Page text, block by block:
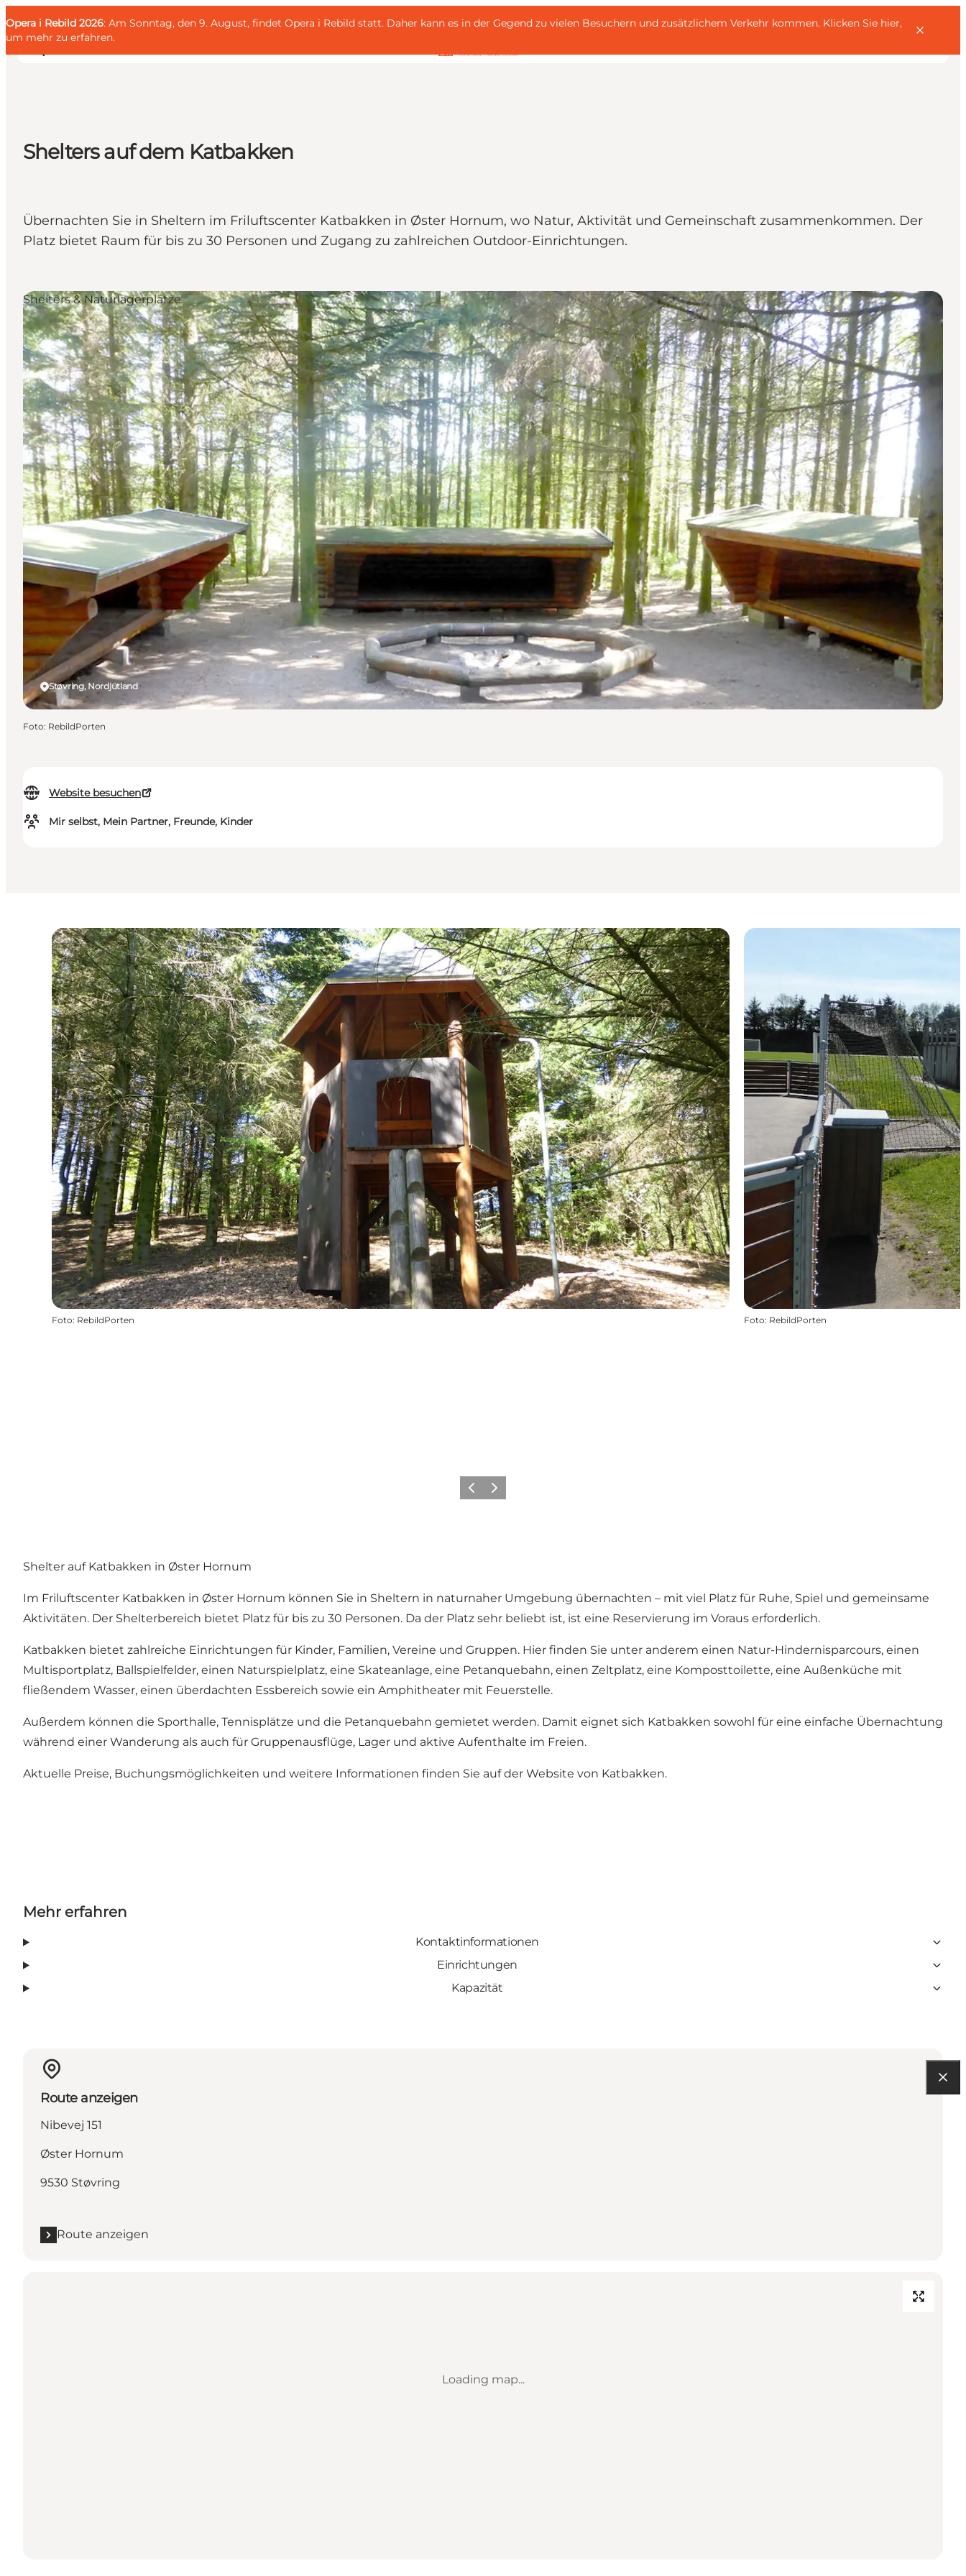
Opera i Rebild 2026: Am Sonntag, den 9. August, findet Opera i Rebild statt. Daher kann es in der Gegend zu vielen Besuchern und zusätzlichem Verkehr kommen. Klicken Sie hier,
um mehr zu erfahren.
Familien
Aktive
KALENDER & EVENTS
GästeDeutsch
Shelters auf dem Katbakken
Übernachten Sie in Sheltern im Friluftscenter Katbakken in Øster Hornum, wo Natur, Aktivität und Gemeinschaft zusammenkommen. Der
Platz bietet Raum für bis zu 30 Personen und Zugang zu zahlreichen Outdoor-Einrichtungen.
Website besuchen
Mir selbst, Mein Partner, Freunde, Kinder
Støvring, Nordjütland
Shelters & Naturlagerplätze
Foto: RebildPorten
Foto: RebildPorten Foto: RebildPorten
Vorherige Folie
Nächste Folie
Shelter auf Katbakken in Øster Hornum
Im Friluftscenter Katbakken in Øster Hornum können Sie in Sheltern in naturnaher Umgebung übernachten – mit viel Platz für Ruhe, Spiel und gemeinsame
Aktivitäten. Der Shelterbereich bietet Platz für bis zu 30 Personen. Da der Platz sehr beliebt ist, ist eine Reservierung im Voraus erforderlich.
Katbakken bietet zahlreiche Einrichtungen für Kinder, Familien, Vereine und Gruppen. Hier finden Sie unter anderem einen Natur-Hindernisparcours, einen
Multisportplatz, Ballspielfelder, einen Naturspielplatz, eine Skateanlage, eine Petanquebahn, einen Zeltplatz, eine Komposttoilette, eine Außenküche mit
fließendem Wasser, einen überdachten Essbereich sowie ein Amphitheater mit Feuerstelle.
Außerdem können die Sporthalle, Tennisplätze und die Petanquebahn gemietet werden. Damit eignet sich Katbakken sowohl für eine einfache Übernachtung
während einer Wanderung als auch für Gruppenausflüge, Lager und aktive Aufenthalte im Freien.
Aktuelle Preise, Buchungsmöglichkeiten und weitere Informationen finden Sie auf der Website von Katbakken.
Mehr erfahren
Kontaktinformationen
Einrichtungen
Kapazität
Route anzeigen
Nibevej 151
Øster Hornum
9530 Støvring
Route anzeigen
Loading map...